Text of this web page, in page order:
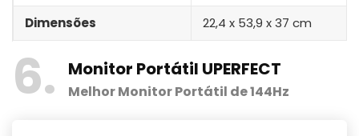
Dimensões 22,4 x 53,9 x 37 cm
6 Monitor Portátil UPERFECT
Melhor Monitor Portátil de 144Hz